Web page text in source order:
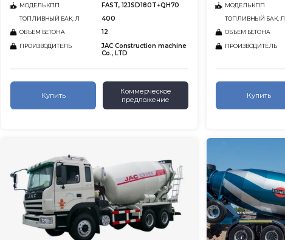
МОДЕЛЬ КПП FAST, 12JSD180T+QH70
ТОПЛИВНЫЙ БАК, Л 400
ОБЪЕМ БЕТОНА 12
ПРОИЗВОДИТЕЛЬ
JAC Construction machine
Co., LTD
Купить
Коммерческое
предложение
МОДЕЛЬ КПП
ТОПЛИВНЫЙ БАК, Л
ОБЪЕМ БЕТОНА
ПРОИЗВОДИТЕЛЬ
Купить